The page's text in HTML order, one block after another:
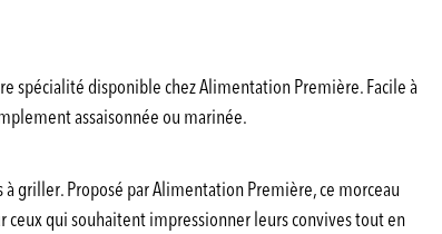
spécialité disponible chez Alimentation Première. Facile à
assaisonnée ou marinée.
griller. Proposé par Alimentation Première, ce morceau
qui souhaitent impressionner leurs convives tout en